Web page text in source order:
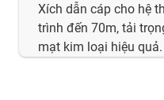
Xích dẫn cáp cho hệ
trình đến 70m, tải
mạt kim loại hiệu